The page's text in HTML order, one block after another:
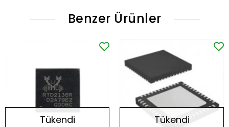
Benzer Ürünler
Tükendi Tükendi